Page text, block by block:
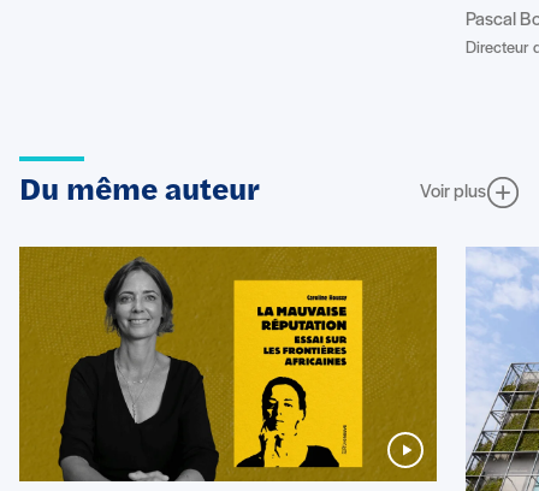
Pascal
Directeur
Du même auteur Voir plus